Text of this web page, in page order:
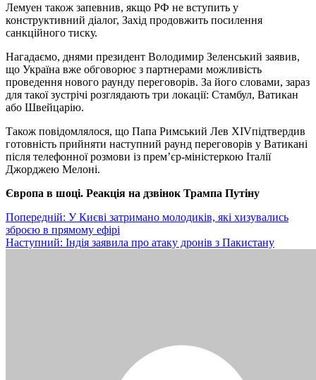
Лемуен також запевнив, якщо РФ не вступить у
конструктивний діалог, Захід продовжить посилення
санкційного тиску.
Нагадаємо, днями президент Володимир Зеленський заявив,
що Україна вже обговорює з партнерами можливість
проведення нового раунду переговорів. За його словами, зараз
для такої зустрічі розглядають три локації: Стамбул, Ватикан
або Швейцарію.
Також повідомлялося, що Папа Римський Лев ХIVпідтвердив
готовність прийняти наступний раунд переговорів у Ватикані
після телефонної розмови із прем’єр-міністеркою Італії
Джорджею Мелоні.
Європа в шоці. Реакція на дзвінок Трампа Путіну
Навігація
записів
Попередній: У Києві затримано молодиків, які хизувались
зброєю в прямому ефірі
Наступний: Індія заявила про атаку дронів з Пакистану